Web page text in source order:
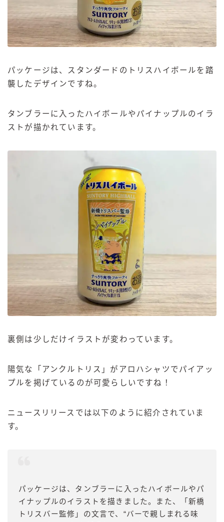
パッケージは、スタンダードのトリスハイボールを踏
襲したデザインですね。
タンブラーに入ったハイボールやパイナップルのイラ
ストが描かれています。
裏側は少しだけイラストが変わっています。
陽気な「アンクルトリス」がアロハシャツでパイアッ
プルを掲げているのが可愛らしいですね！
ニュースリリースでは以下のように紹介されていま
す。
パッケージは、タンブラーに入ったハイボールやパ
イナップルのイラストを描きました。また、「新橋
トリスバー監修」の文言で、“バーで親しまれる味